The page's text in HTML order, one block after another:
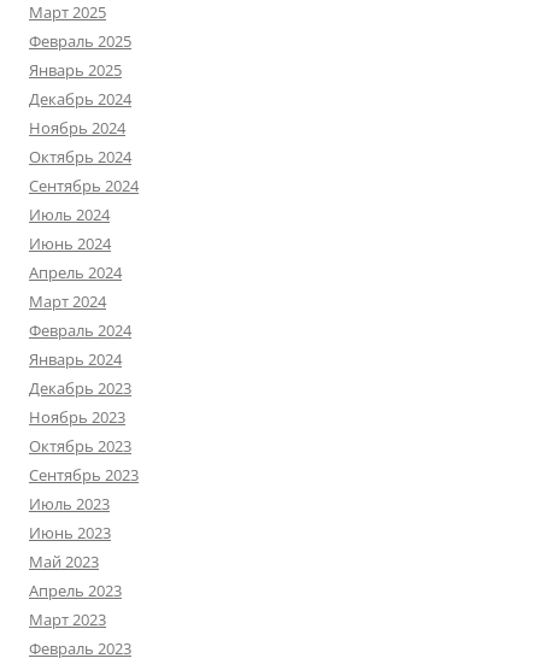
Март 2025
Февраль 2025
Январь 2025
Декабрь 2024
Ноябрь 2024
Октябрь 2024
Сентябрь 2024
Июль 2024
Июнь 2024
Апрель 2024
Март 2024
Февраль 2024
Январь 2024
Декабрь 2023
Ноябрь 2023
Октябрь 2023
Сентябрь 2023
Июль 2023
Июнь 2023
Май 2023
Апрель 2023
Март 2023
Февраль 2023